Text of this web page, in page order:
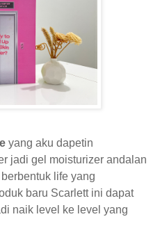
yang aku dapetin
jadi gel moisturizer andalan
life yang
baru Scarlett ini dapat
naik level ke level yang